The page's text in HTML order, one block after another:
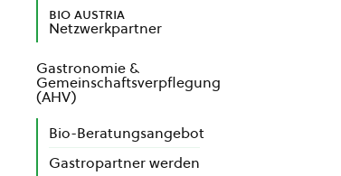
bio austria
Netzwerkpartner
Gastronomie &
Gemeinschaftsverpflegung
(AHV)
Bio-Beratungsangebot
Gastropartner werden